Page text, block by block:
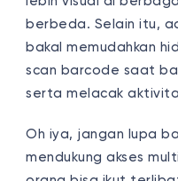
berbeda. Selain itu,
bakal memudahkan
scan barcode saat
serta melacak
Oh iya, jangan lupa
mendukung akses